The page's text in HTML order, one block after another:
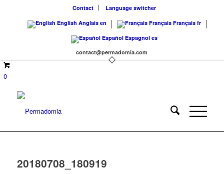
Contact
Language switcher
English Anglais en Français Français fr
Español Espagnol es
contact@permadomia.com
0
20180708_180919